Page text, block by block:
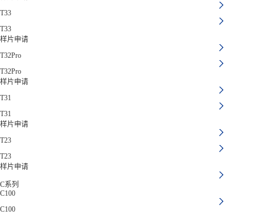
T33
T33
样片申请
T32Pro
T32Pro
样片申请
T31
T31
样片申请
T23
T23
样片申请
C系列
C100
C100